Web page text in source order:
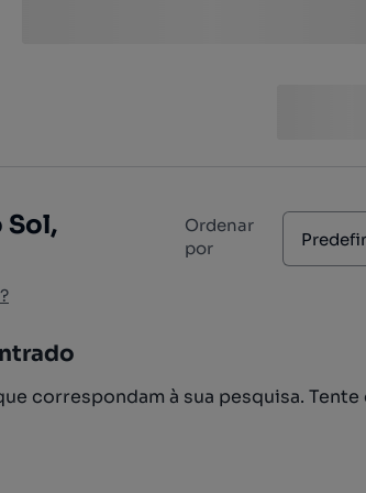
Sol,
Ordenar
por
correspondam à sua pesquisa.